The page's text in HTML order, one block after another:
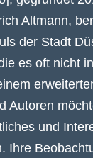
Altmann,
der Stadt
es oft nicht
Autoren
und
Ihre